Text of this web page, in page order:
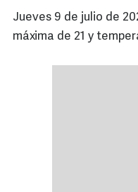
Jueves 9 de julio de
máxima de 21 y